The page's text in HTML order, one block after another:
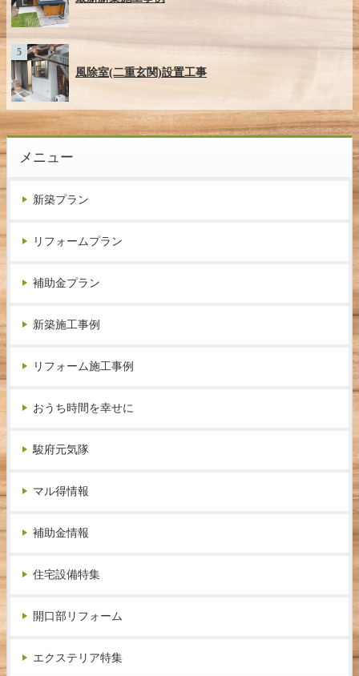
風除室(二重玄関)設置工事
メニュー
新築プラン
リフォームプラン
補助金プラン
新築施工事例
リフォーム施工事例
おうち時間を幸せに
駿府元気隊
マル得情報
補助金情報
住宅設備特集
開口部リフォーム
エクステリア特集